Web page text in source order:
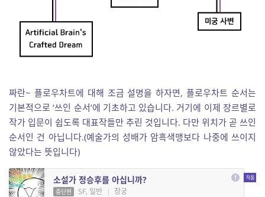
짜란~ 플로우차트에 대해 조금 설명을 하자면, 플로우차트 순서는
기본적으로 ‘쓰인 순서’에 기초하고 있습니다. 거기에 이제 장르별로
작가 입문이 쉽도록 대표작들만 추린 것입니다. 다만 위치가 곧 쓰인
순서인 건 아닙니다.(예술가의 성배가 암흑색맹보다 나중에 쓰이지
않았다는 뜻입니다)
소설가 정승후를 아십니까?
중단편 SF, 일반 | 창궁